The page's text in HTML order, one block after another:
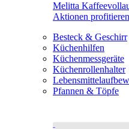
Melitta
Aktionen profitieren
Besteck & Geschirr
Küchenhilfen
Küchenmessgeräte
Küchenrollenhalter
Pfannen & Töpfe